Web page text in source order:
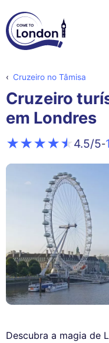
Cruzeiro no Tâmisa
Cruzeiro
em Londres
4.5/5-
Descubra a magia de